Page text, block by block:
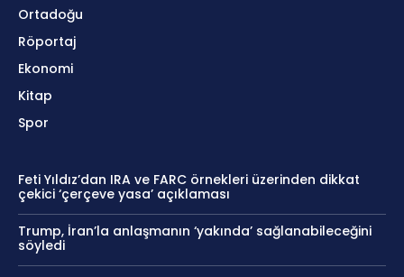
Ortadoğu
Röportaj
Ekonomi
Kitap
Spor
Feti Yıldız’dan IRA ve FARC örnekleri üzerinden dikkat
çekici ‘çerçeve yasa’ açıklaması
Trump, İran’la anlaşmanın ‘yakında’ sağlanabileceğini
söyledi